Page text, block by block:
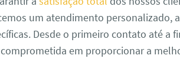
um atendimento personalizado,
Desde o primeiro contato até a
em proporcionar a